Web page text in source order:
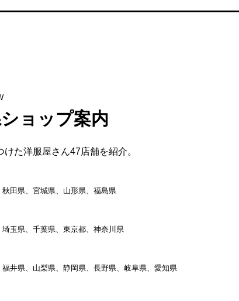
ョップ案内
た洋服屋さん47店舗を紹介。
田県、宮城県、山形県、福島県
玉県、千葉県、東京都、神奈川県
井県、山梨県、静岡県、長野県、岐阜県、愛知県